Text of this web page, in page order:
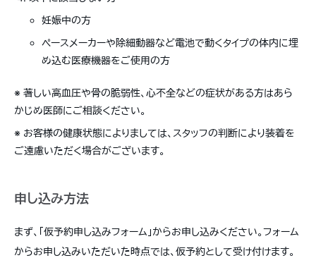
妊娠中の方
ペースメーカーや除細動器など電池で動くタイプの体内に埋
め込む医療機器をご使用の方
※ 著しい高血圧や骨の脆弱性、心不全などの症状がある方はあら
かじめ医師にご相談ください。
※ お客様の健康状態によりましては、スタッフの判断により装着を
ご遠慮いただく場合がございます。
申し込み方法
まず、「仮予約申し込みフォーム」からお申し込みください。フォーム
からお申し込みいただいた時点では、仮予約として受け付けます。